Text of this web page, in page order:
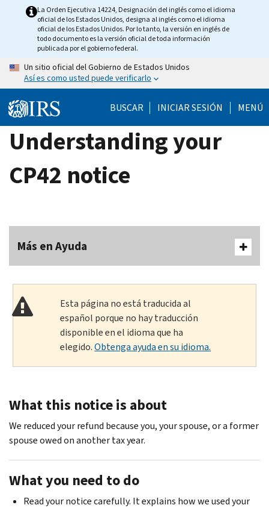
La Orden Ejecutiva 14224, Designación del inglés como el idioma
oficial de los Estados Unidos, designa al inglés como el idioma
oficial de los Estados Unidos. Por lo tanto, la versión en inglés de
todo documento es la versión oficial de toda información
publicada por el gobierno federal.
Un sitio oficial del Gobierno de Estados Unidos
Así es como usted puede verificarlo
BUSCAR INICIAR SESIÓN MENÚ
Understanding your
CP42 notice
Más en Ayuda
Esta página no está traducida al
español porque no hay traducción
disponible en el idioma que ha
elegido.Obtenga ayuda en su idioma.
What this notice is about
We reduced your refund because you, your spouse, or a former
spouse owed on another tax year.
What you need to do
Read your notice carefully. It explains how we used your